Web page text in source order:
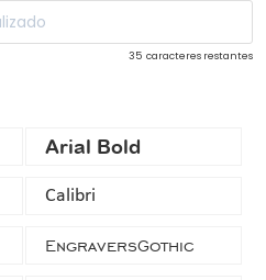
35 caracteres restantes
Arial Bold
Calibri
EngraversGothic